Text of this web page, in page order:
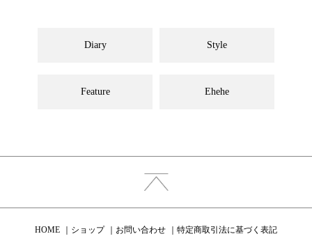
Diary Style
Feature Ehehe
HOME ショップ お問い合わせ 特定商取引法に基づく表記